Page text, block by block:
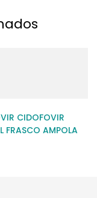
CIDOFOVIR
FRASCO AMPOLA